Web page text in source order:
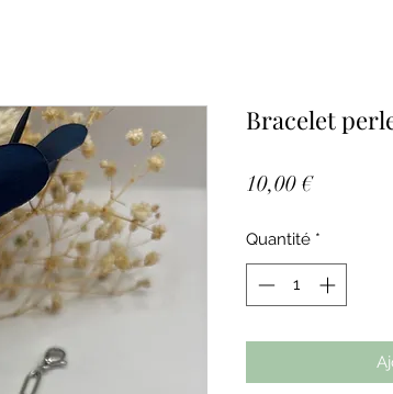
Bracelet
10,00 €Prix
Quantité *